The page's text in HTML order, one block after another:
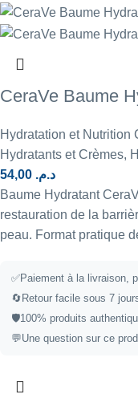
CeraVe Baume
Hydratation et Nutrition
Hydratants et Crèmes,
د.م.
Baume Hydratant
restauration de la
peau. Format pratique
✅Paiement à la livraison,
🔄Retour facile sous 7
🛡️100% produits
💬Une question sur ce